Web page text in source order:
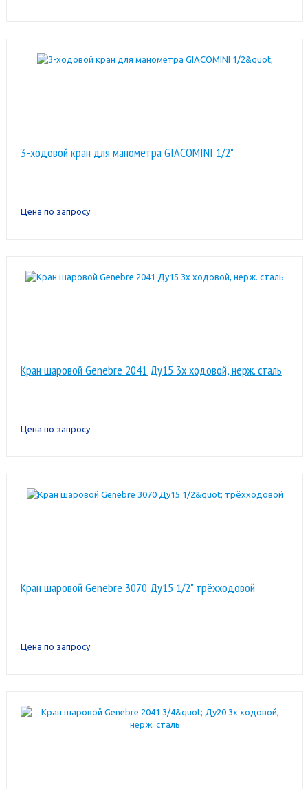
3-ходовой кран для манометра GIACOMINI 1/2"
Цена по запросу
Кран шаровой Genebre 2041 Ду15 3х ходовой, нерж. сталь
Цена по запросу
Кран шаровой Genebre 3070 Ду15 1/2" трёхходовой
Цена по запросу